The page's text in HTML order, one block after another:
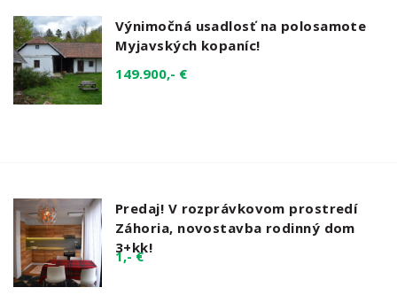
Výnimočná usadlosť na polosamote
Myjavských kopaníc!
149.900,- €
Predaj! V rozprávkovom prostredí
Záhoria, novostavba rodinný dom
3+kk!
1,- €